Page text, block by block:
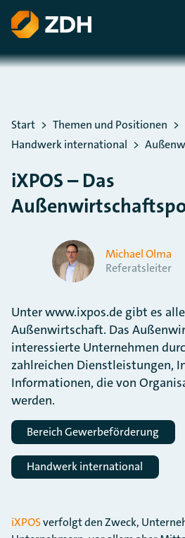
ZUM HAUPTINHALT SPRINGEN
ZUR SUCHE SPRINGEN
Sie befinden sich hier:
Start
Themen und Positionen
Handwerk international
iXPOS – Das
Michael Olma
Referatsleiter
Unter www.ixpos.de gibt es
Außenwirtschaft. Das
interessierte Unternehmen
zahlreichen Dienstleistungen,
Informationen, die von
werden.
Bereich Gewerbeförderung
Handwerk international
iXPOSverfolgt den Zweck,